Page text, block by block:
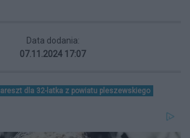
Data dodania:
07.11.2024 17:07
areszt dla 32-latka z powiatu pleszewskiego